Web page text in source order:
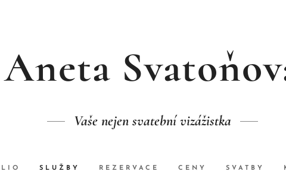
Aneta
Vaše nejen svatební vizážistka
SLUŽBY REZERVACE CENY SVATBY